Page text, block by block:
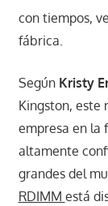
con tiempos,
fábrica.
Según Kristy
Kingston, este
empresa en la
altamente
grandes del
RDIMM está